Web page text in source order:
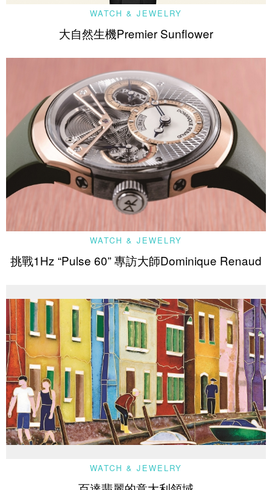
WATCH & JEWELRY
大自然生機Premier Sunflower
WATCH & JEWELRY
挑戰1Hz “Pulse 60” 專訪大師Dominique Renaud
WATCH & JEWELRY